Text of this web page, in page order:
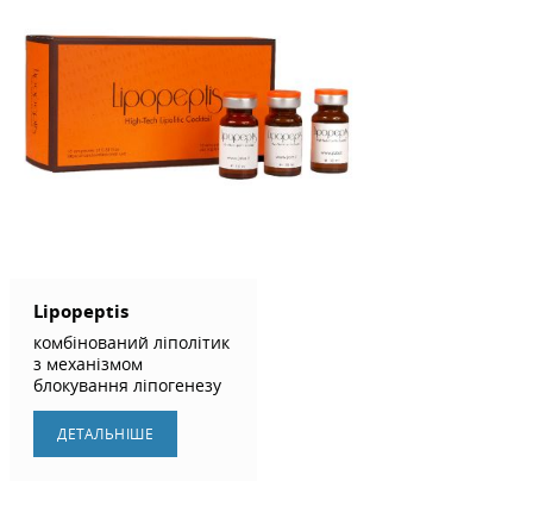
Lipopeptis
комбінований ліполітик
з механізмом
блокування ліпогенезу
ДЕТАЛЬНIШЕ